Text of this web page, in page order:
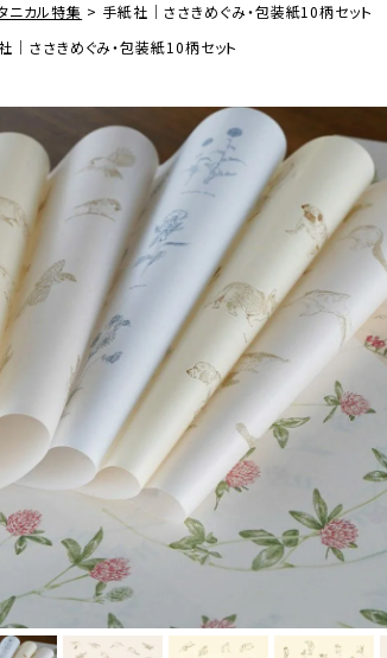
ニカル特集
手紙社｜ささきめぐみ・包装紙10柄セット
｜ささきめぐみ・包装紙10柄セット